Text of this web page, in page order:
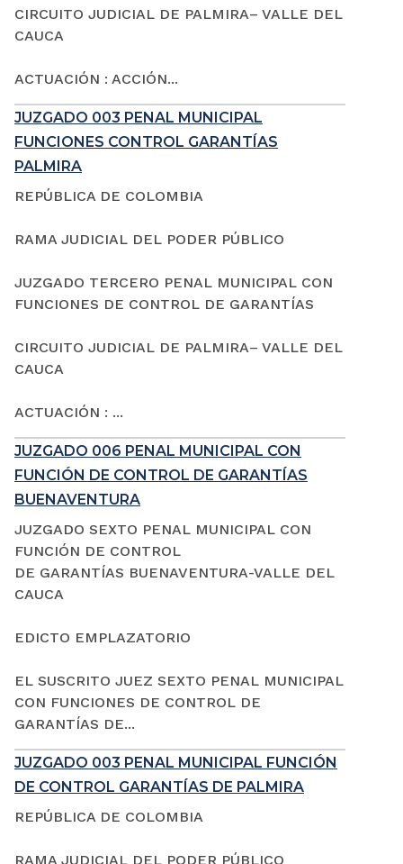
CIRCUITO JUDICIAL DE PALMIRA– VALLE DEL
CAUCA
ACTUACIÓN : ACCIÓN...
JUZGADO 003 PENAL MUNICIPAL
FUNCIONES CONTROL GARANTÍAS
PALMIRA
REPÚBLICA DE COLOMBIA
RAMA JUDICIAL DEL PODER PÚBLICO
JUZGADO TERCERO PENAL MUNICIPAL CON
FUNCIONES DE CONTROL DE GARANTÍAS
CIRCUITO JUDICIAL DE PALMIRA– VALLE DEL
CAUCA
ACTUACIÓN : ...
JUZGADO 006 PENAL MUNICIPAL CON
FUNCIÓN DE CONTROL DE GARANTÍAS
BUENAVENTURA
JUZGADO SEXTO PENAL MUNICIPAL CON
FUNCIÓN DE CONTROL
DE GARANTÍAS BUENAVENTURA-VALLE DEL
CAUCA
EDICTO EMPLAZATORIO
EL SUSCRITO JUEZ SEXTO PENAL MUNICIPAL
CON FUNCIONES DE CONTROL DE
GARANTÍAS DE...
JUZGADO 003 PENAL MUNICIPAL FUNCIÓN
DE CONTROL GARANTÍAS DE PALMIRA
REPÚBLICA DE COLOMBIA
RAMA JUDICIAL DEL PODER PÚBLICO